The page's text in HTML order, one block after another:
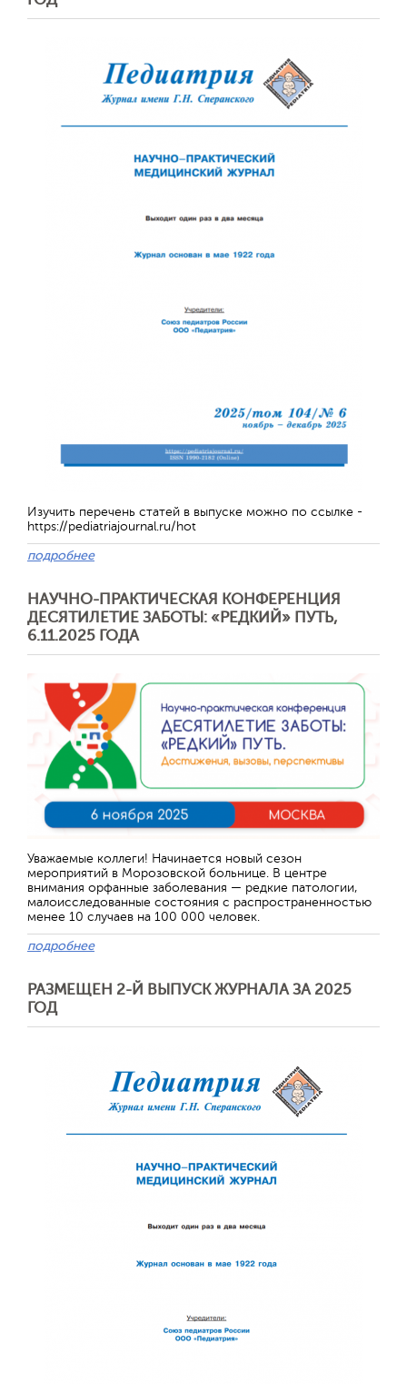
Изучить перечень статей в выпуске можно по ссылке -
https://pediatriajournal.ru/hot
подробнее
НАУЧНО-ПРАКТИЧЕСКАЯ КОНФЕРЕНЦИЯ
ДЕСЯТИЛЕТИЕ ЗАБОТЫ: «РЕДКИЙ» ПУТЬ,
6.11.2025 ГОДА
Уважаемые коллеги! Начинается новый сезон
мероприятий в Морозовской больнице. В центре
внимания орфанные заболевания — редкие патологии,
малоисследованные состояния с распространенностью
менее 10 случаев на 100 000 человек.
подробнее
РАЗМЕЩЕН 2-Й ВЫПУСК ЖУРНАЛА ЗА 2025
ГОД
Обратная
Отправить